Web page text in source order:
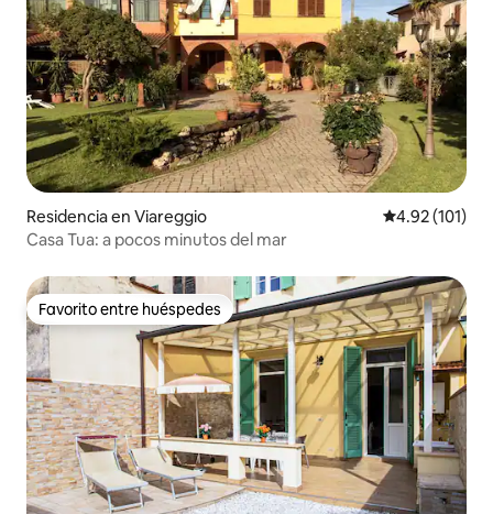
Residencia en Viareggio Calificación
4.92 (101)
Casa Tua: a pocos minutos del mar
Favorito entre huéspedes
Favorito entre huéspedes